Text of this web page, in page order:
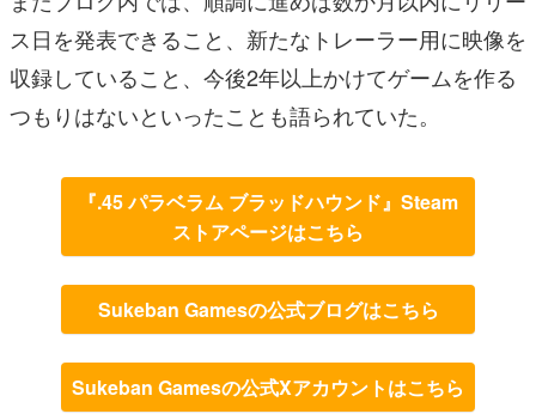
ス日を発表できること、新たなトレーラー用に映像を
収録していること、今後2年以上かけてゲームを作る
つもりはないといったことも語られていた。
『.45 パラベラム ブラッドハウンド』Steam
ストアページはこちら
Sukeban Gamesの公式ブログはこちら
Sukeban Gamesの公式Xアカウントはこちら